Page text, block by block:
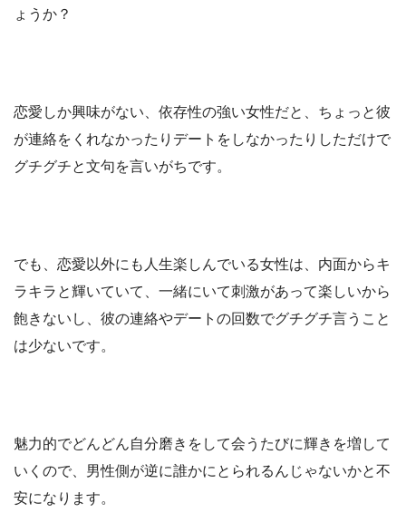
ょうか？
恋愛しか興味がない、依存性の強い女性だと、ちょっと彼
が連絡をくれなかったりデートをしなかったりしただけで
グチグチと文句を言いがちです。
でも、恋愛以外にも人生楽しんでいる女性は、内面からキ
ラキラと輝いていて、一緒にいて刺激があって楽しいから
飽きないし、彼の連絡やデートの回数でグチグチ言うこと
は少ないです。
魅力的でどんどん自分磨きをして会うたびに輝きを増して
いくので、男性側が逆に誰かにとられるんじゃないかと不
安になります。